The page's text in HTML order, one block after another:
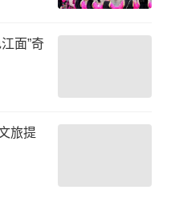
面”奇
旅提